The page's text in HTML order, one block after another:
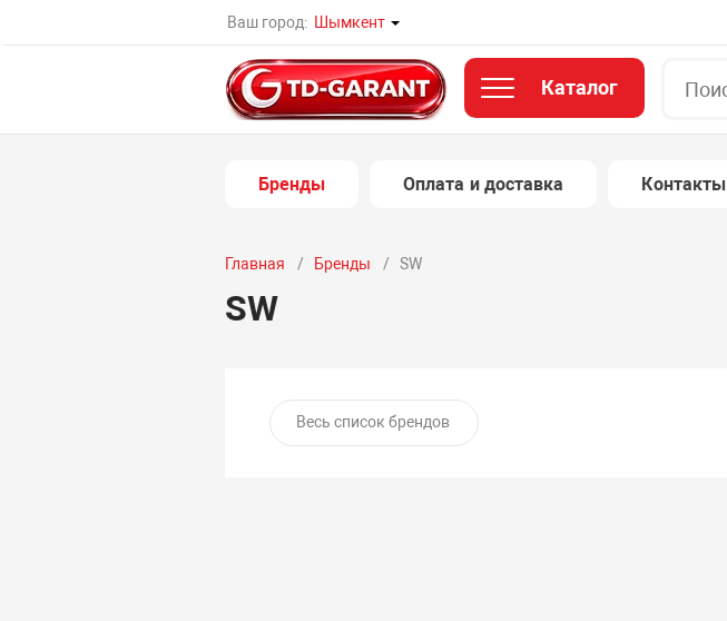
Ваш город: Шымкент
Каталог
Бренды Оплата и доставка Контакты
Главная Бренды SW
SW
Весь список брендов